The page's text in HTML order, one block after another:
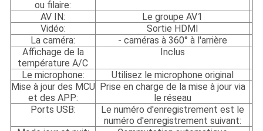
ou filaire:
AV IN:
Le groupe AV1
Vidéo:
Sortie HDMI
La caméra:
- caméras à 360° à l'arrière
Affichage de la
température A/C
Inclus
Le microphone:
Utilisez le microphone original
Mise à jour des MCU
et des APP:
Prise en charge de la mise à jour via
le réseau
Ports USB:
Le numéro d'enregistrement est le
numéro d'enregistrement suivant: